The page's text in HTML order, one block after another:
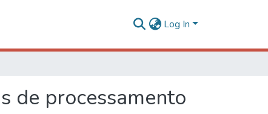
Log In
de processamento